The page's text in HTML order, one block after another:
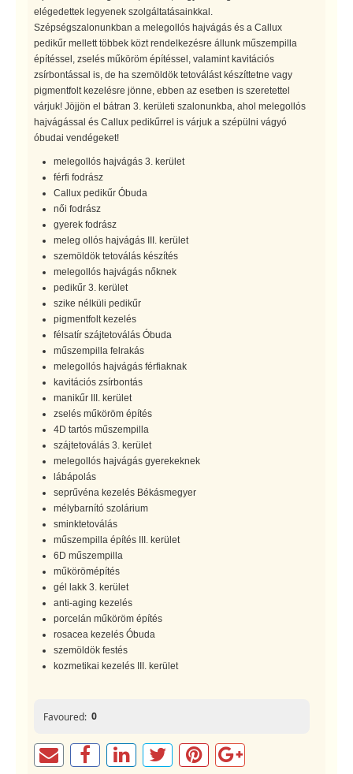
elégedettek legyenek szolgáltatásainkkal.
Szépségszalonunkban a melegollós hajvágás és a Callux
pedikűr mellett többek közt rendelkezésre állunk műszempilla
építéssel, zselés műköröm építéssel, valamint kavitációs
zsírbontással is, de ha szemöldök tetoválást készíttetne vagy
pigmentfolt kezelésre jönne, ebben az esetben is szeretettel
várjuk! Jöjjön el bátran 3. kerületi szalonunkba, ahol melegollós
hajvágással és Callux pedikűrrel is várjuk a szépülni vágyó
óbudai vendégeket!
melegollós hajvágás 3. kerület
férfi fodrász
Callux pedikűr Óbuda
női fodrász
gyerek fodrász
meleg ollós hajvágás III. kerület
szemöldök tetoválás készítés
melegollós hajvágás nőknek
pedikűr 3. kerület
szike nélküli pedikűr
pigmentfolt kezelés
félsatír szájtetoválás Óbuda
műszempilla felrakás
melegollós hajvágás férfiaknak
kavitációs zsírbontás
manikűr III. kerület
zselés műköröm építés
4D tartós műszempilla
szájtetoválás 3. kerület
melegollós hajvágás gyerekeknek
lábápolás
seprűvéna kezelés Békásmegyer
mélybarnító szolárium
sminktetoválás
műszempilla építés III. kerület
6D műszempilla
műkörömépítés
gél lakk 3. kerület
anti-aging kezelés
porcelán műköröm építés
rosacea kezelés Óbuda
szemöldök festés
kozmetikai kezelés III. kerület
Favoured: 0